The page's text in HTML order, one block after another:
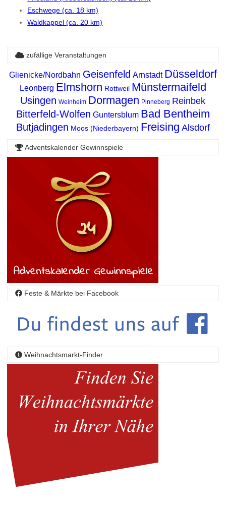
Eschwege (ca. 18 km)
Waldkappel (ca. 20 km)
zufällige Veranstaltungen
Glienicke/Nordbahn Geisenfeld Arnstadt Düsseldorf
Leonberg Elmshorn Rottweil Münstermaifeld
Usingen Weinheim Dormagen Pinneberg Reinbek
Bitterfeld-Wolfen Guntersblum Bad Bentheim
Butjadingen Moos (Niederbayern) Freising Alsdorf
Adventskalender Gewinnspiele
Feste & Märkte bei Facebook
Weihnachtsmarkt-Finder